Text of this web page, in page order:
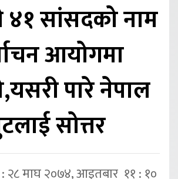
सांसदको नाम
आयोगमा
पारे नेपाल
सोत्तर
: २८ माघ २०७४, आइतबार ११ : १०